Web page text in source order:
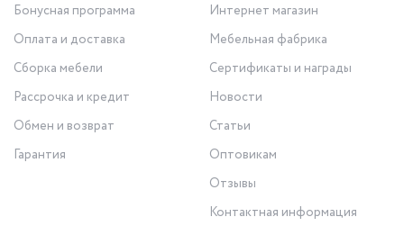
Бонусная программа
Оплата и доставка
Сборка мебели
Рассрочка и кредит
Обмен и возврат
Гарантия
Интернет магазин
Мебельная фабрика
Сертификаты и награды
Новости
Статьи
Оптовикам
Отзывы
Контактная информация